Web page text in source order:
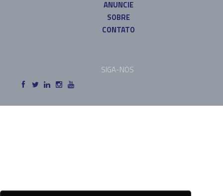
ANUNCIE
SOBRE
CONTATO
SIGA-NOS